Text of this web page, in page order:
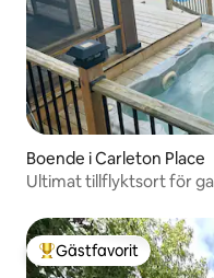
Boende i Carleton Place
Ultimat tillflyktsort för
Populär gästfavorit
Gästfavorit